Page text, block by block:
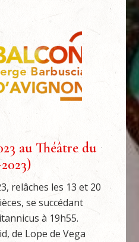
au Théâtre du
relâches les 13 et 20
se succédant
à 19h55.
de Lope de Vega